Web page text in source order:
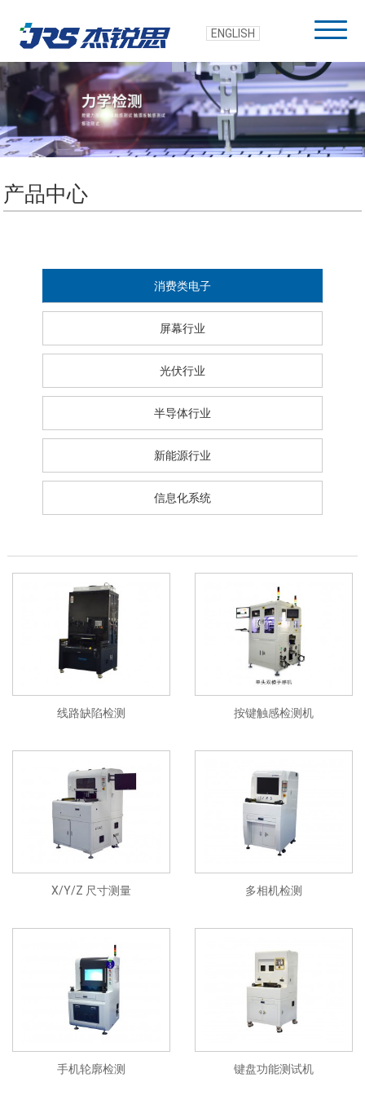
ENGLISH
产品中心
消费类电子
屏幕行业
光伏行业
半导体行业
新能源行业
信息化系统
线路缺陷检测 按键触感检测机
X/Y/Z 尺寸测量 多相机检测
手机轮廓检测 键盘功能测试机